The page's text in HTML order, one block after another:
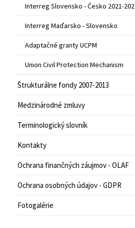
Interreg Slovensko - Česko 2021-
Interreg Maďarsko - Slovensko
Adaptačné granty UCPM
Union Civil Protection Mechanism
Štrukturálne fondy 2007-2013
Medzinárodné zmluvy
Terminologický slovník
Kontakty
Ochrana finančných záujmov - OLAF
Ochrana osobných údajov - GDPR
Fotogalérie